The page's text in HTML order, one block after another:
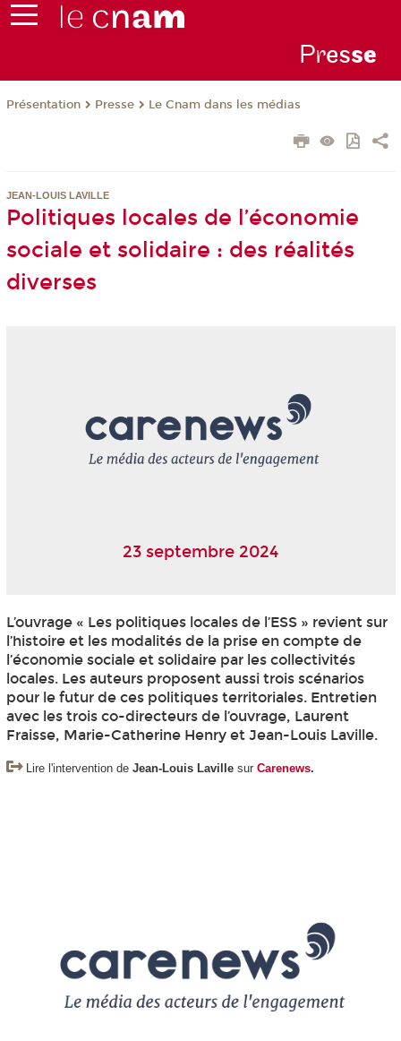
Presse
Présentation Presse Le Cnam dans les médias
JEAN-LOUIS LAVILLE
Politiques locales de l’économie
sociale et solidaire : des réalités
diverses
23 septembre 2024
L’ouvrage « Les politiques locales de l’ESS » revient sur
l’histoire et les modalités de la prise en compte de
l’économie sociale et solidaire par les collectivités
locales. Les auteurs proposent aussi trois scénarios
pour le futur de ces politiques territoriales. Entretien
avec les trois co-directeurs de l’ouvrage, Laurent
Fraisse, Marie-Catherine Henry et Jean-Louis Laville.
Lire l'intervention de Jean-Louis Lavillesur Carenews.